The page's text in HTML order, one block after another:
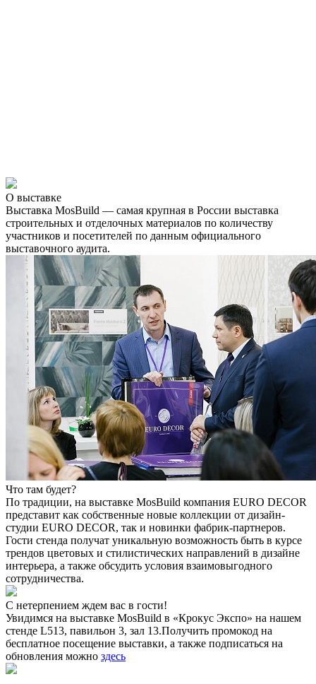
О выставке
Выставка MosBuild — самая крупная в России выставка
строительных и отделочных материалов по количеству
участников и посетителей по данным официального
выставочного аудита.
Что там будет?
По традиции, на выставке MosBuild компания EURO DECOR
представит как собственные новые коллекции от дизайн-
студии EURO DECOR, так и новинки фабрик-партнеров.
Гости стенда получат уникальную возможность быть в курсе
трендов цветовых и стилистических направлений в дизайне
интерьера, а также обсудить условия взаимовыгодного
сотрудничества.
С нетерпением ждем вас в гости!
Увидимся на выставке MosBuild в «Крокус Экспо» на нашем
стенде L513, павильон 3, зал 13.Получить промокод на
бесплатное посещение выставки, а также подписаться на
обновления можно здесь